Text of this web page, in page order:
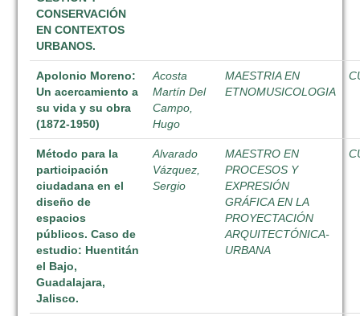
CONSERVACIÓN
EN CONTEXTOS
URBANOS.
Apolonio Moreno:
Un acercamiento a
su vida y su obra
(1872-1950)
Acosta
Martín Del
Campo,
Hugo
MAESTRIA EN
ETNOMUSICOLOGIA
Método para la
participación
ciudadana en el
diseño de
espacios
públicos. Caso de
estudio: Huentitán
el Bajo,
Guadalajara,
Jalisco.
Alvarado
Vázquez,
Sergio
MAESTRO EN
PROCESOS Y
EXPRESIÓN
GRÁFICA EN LA
PROYECTACIÓN
ARQUITECTÓNICA-
URBANA